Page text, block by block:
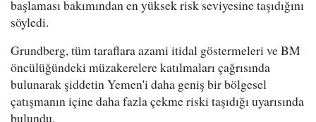
başlaması bakımından en yüksek risk seviyesine taşıdığını
söyledi.
Grundberg, tüm taraflara azami itidal göstermeleri ve BM
öncülüğündeki müzakerelere katılmaları çağrısında
bulunarak şiddetin Yemen'i daha geniş bir bölgesel
çatışmanın içine daha fazla çekme riski taşıdığı uyarısında
bulundu.